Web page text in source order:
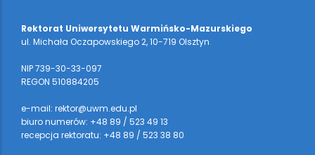
Rektorat Uniwersytetu Warmińsko-Mazurskiego
ul. Michała Oczapowskiego 2, 10-719 Olsztyn
NIP 739-30-33-097
REGON 510884205
e-mail: rektor@uwm.edu.pl
biuro numerów: +48 89 / 523 49 13
recepcja rektoratu: +48 89 / 523 38 80